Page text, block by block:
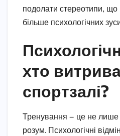
подолати стереотипи,
більше психологічних
хто
спортзалі?
Тренування — це не лише
розум. Психологічні